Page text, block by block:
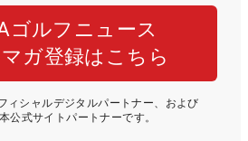
ゴルフニュース
ガ登録はこちら
ィシャルデジタルパートナー、および
公式サイトパートナーです。